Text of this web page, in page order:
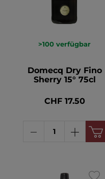
>100 verfügbar
Domecq Dry Fino
Sherry 15° 75cl
CHF 17.50